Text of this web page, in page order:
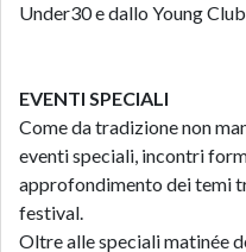
Under30 e dallo Young
EVENTI SPECIALI
Come da tradizione non
eventi speciali, incontri
approfondimento dei temi
festival.
Oltre alle speciali matinée